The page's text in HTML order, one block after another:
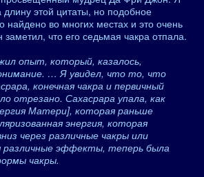
этой цитаты, но подобное
найдено во многих местах и ​​это очень
что его седьмая чакра отпала.
опыт, который, казалось,
… Я увидел, что то, что
конечная чакра и первичный
отрезано. Сахасрара упала, как
Матери], которая раньше
энергия, которая
через различные чакры или
различные эффекты, теперь была
чакры.